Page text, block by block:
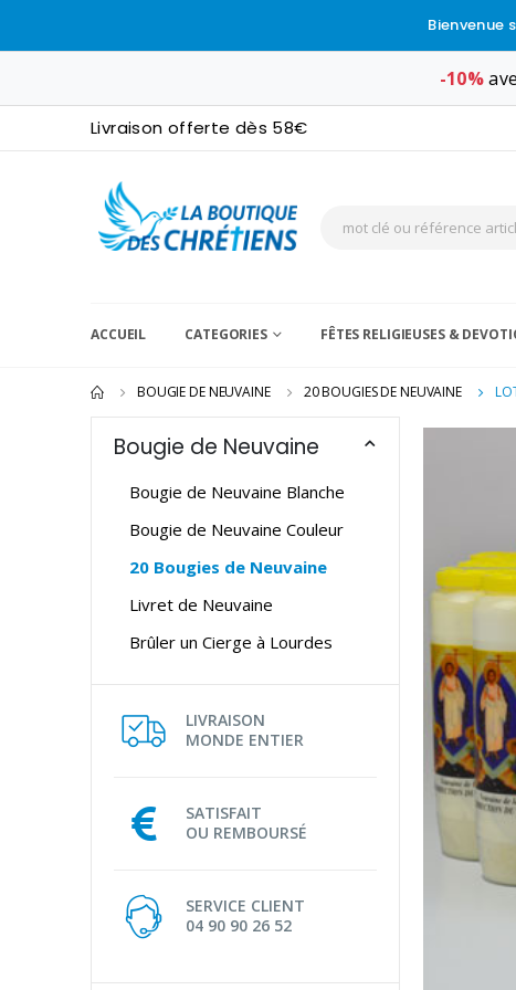
Bienvenue
-10%
Livraison offerte dès 58€
ACCUEIL CATEGORIES FÊTES RELIGIEUSES &
BOUGIE DE NEUVAINE 20 BOUGIES DE NEUVAINE
Bougie de Neuvaine
Bougie de Neuvaine Blanche
Bougie de Neuvaine Couleur
20 Bougies de Neuvaine
Livret de Neuvaine
Brûler un Cierge à Lourdes
LIVRAISON
MONDE ENTIER
SATISFAIT
OU REMBOURSÉ
SERVICE CLIENT
04 90 90 26 52